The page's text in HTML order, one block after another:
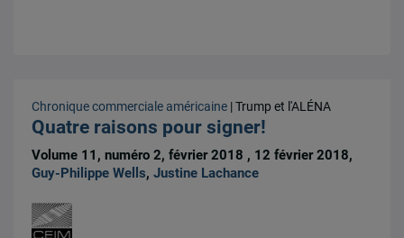
Chronique commerciale américaine | Trump et l'ALÉNA
Quatre raisons pour signer!
Volume 11, numéro 2, février 2018 , 12 février 2018,
Guy-Philippe Wells,Justine Lachance